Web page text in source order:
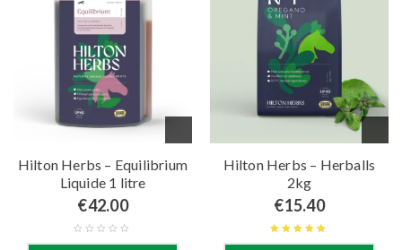
Hilton Herbs – Equilibrium
Liquide 1 litre
€42.00
Hilton Herbs – Herballs
2kg
€15.40
Note5.00